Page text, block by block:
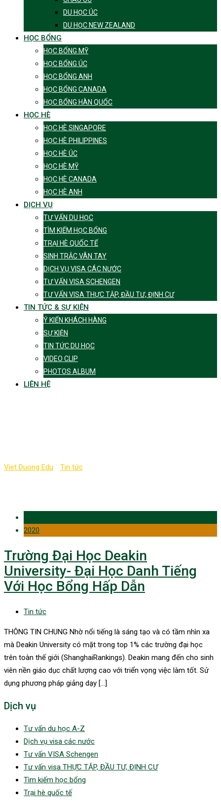
DU HỌC ÚC
DU HỌC NEW ZEALAND
HỌC BỔNG
HỌC BỔNG MỸ
HỌC BỔNG ÚC
HỌC BỔNG ANH
HỌC BỔNG CANADA
HỌC BỔNG HÀN QUỐC
HỌC HÈ
HỌC HÈ SINGAPORE
HỌC HÈ PHILIPPINES
HỌC HÈ ÚC
HỌC HÈ MỸ
HỌC HÈ CANADA
HỌC HÈ ANH
DỊCH VỤ
TƯ VẤN DU HỌC
TÌM KIẾM HỌC BỔNG
TRẠI HÈ QUỐC TẾ
SINH TRẮC VÂN TAY
DỊCH VỤ VISA CÁC NƯỚC
TƯ VẤN VISA SCHENGEN
TƯ VẤN VISA THỰC TẬP, ĐẦU TƯ, ĐỊNH CƯ
TIN TỨC & SỰ KIỆN
Ý KIẾN KHÁCH HÀNG
SỰ KIỆN
TIN TỨC DU HỌC
VIDEO CLIP
PHOTOS ALBUM
LIÊN HỆ
Viet Duong Edu Tin tức
2020
Trường Đại Học Deakin
University- Đại Học Danh Tiếng
Với Học Bổng Hấp Dẫn
Tin tức
THÔNG TIN CHUNG Nhờ nổi tiếng là sáng tạo và có tầm nhìn xa
mà Deakin University có mặt trong top 1% các trường đại học
trên toàn thế giới (ShanghaiRankings). Deakin mang đến cho sinh
viên nền giáo dục chất lượng cao với triển vọng việc làm tốt. Sử
dụng phương pháp giảng dạy […]
Dịch vụ
Tư vấn du học A-Z
Dịch vụ visa các nước
Tư vấn VISA Schengen
Tư vấn visa THỰC TẬP, ĐẦU TƯ, ĐỊNH CƯ
Tìm kiếm học bổng
Trại hè quốc tế